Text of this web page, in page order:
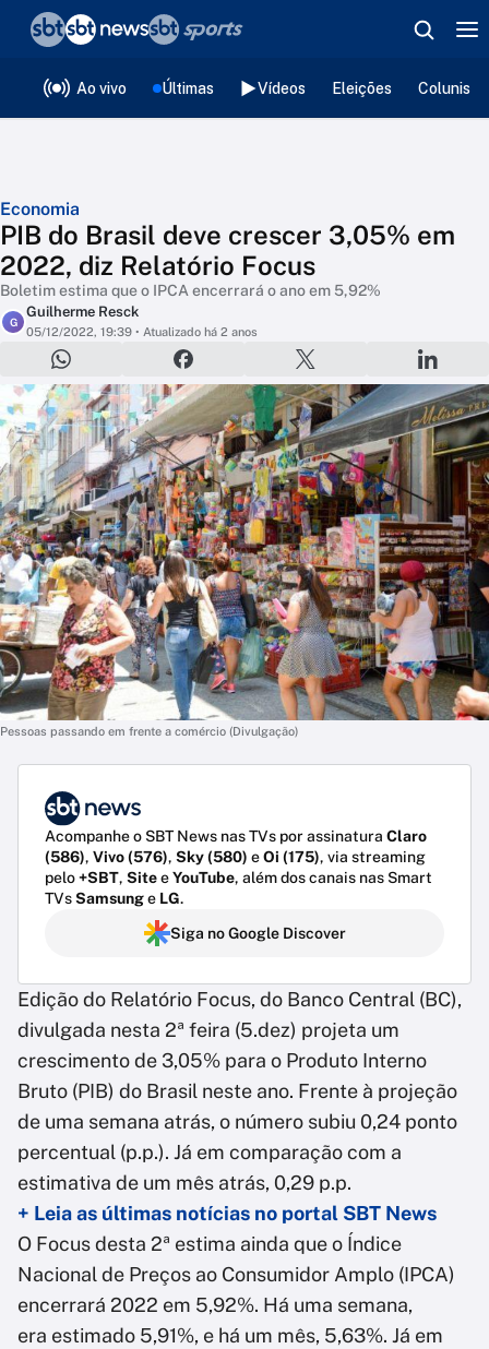
Ao vivo Últimas Vídeos Eleições
Economia
PIB do Brasil deve crescer 3,05% em
2022, diz Relatório Focus
Boletim estima que o IPCA encerrará o ano em 5,92%
G
Guilherme Resck
05/12/2022, 19:39 • Atualizado há 2 anos
Pessoas passando em frente a comércio (Divulgação)
Acompanhe o SBT News nas TVs por assinatura Claro
(586), Vivo (576), Sky (580) eOi (175), via streaming
pelo+SBT, SiteeYouTube, além dos canais nas Smart
TVsSamsunge LG.
Siga no Google Discover
Edição do Relatório Focus, do Banco Central (BC),
divulgada nesta 2ª feira (5.dez) projeta um
crescimento de 3,05% para o Produto Interno
Bruto (PIB) do Brasil neste ano. Frente à projeção
de uma semana atrás, o número subiu 0,24 ponto
percentual (p.p.). Já em comparação com a
estimativa de um mês atrás, 0,29 p.p.
+ Leia as últimas notícias no portal SBT News
O Focus desta 2ª estima ainda que o Índice
Nacional de Preços ao Consumidor Amplo (IPCA)
encerrará 2022 em 5,92%. Há uma semana,
era estimado 5,91%, e há um mês, 5,63%. Já em
❮voltar
Editorias